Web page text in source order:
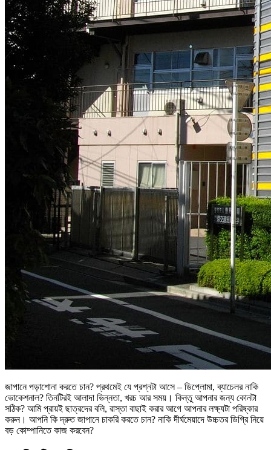
জাপানে পড়াশোনা করতে চান? প্রথমেই যে প্রশ্নটা আসে – ডিপ্লোমা, ব্যাচেলর নাকি
ভোকেশনাল? তিনটিরই আলাদা ভিন্নতা, খরচ আর সময়। কিন্তু আপনার জন্য কোনটা
সঠিক? আমি প্রায়ই ছাত্রদের বলি, রাস্তা বাছাই করার আগে আপনার লক্ষ্যটা পরিষ্কার
করুন। আপনি কি দ্রুত জাপানে চাকরি করতে চান? নাকি দীর্ঘমেয়াদে উচ্চতর ডিগ্রি নিয়ে
বড় কোম্পানিতে কাজ করবেন?